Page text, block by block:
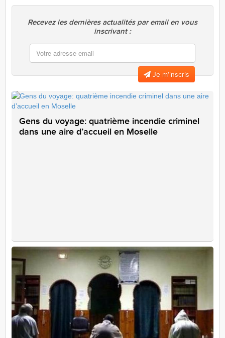
Recevez les dernières actualités par email en vous
inscrivant :
Je m’inscris
Gens du voyage: quatrième incendie criminel
dans une aire d’accueil en Moselle